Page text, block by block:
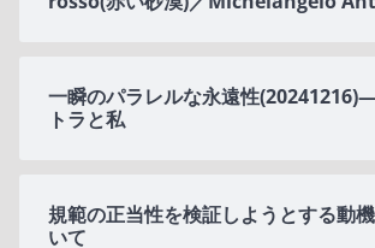
一瞬のパラレルな永遠性
トラと私
規範の正当性を検証しようとする動
いて